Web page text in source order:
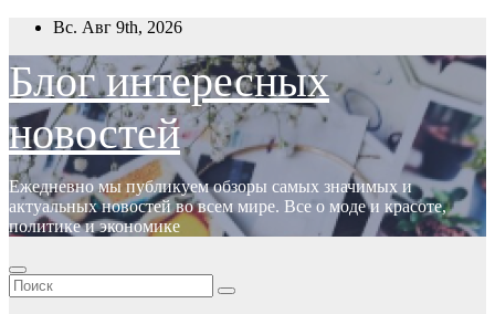
Перейти
содержимому
Вс. Авг 9th, 2026
Блог интересных
новостей
Ежедневно мы публикуем обзоры самых значимых и
актуальных новостей во всем мире. Все о моде и красоте,
политике и экономике